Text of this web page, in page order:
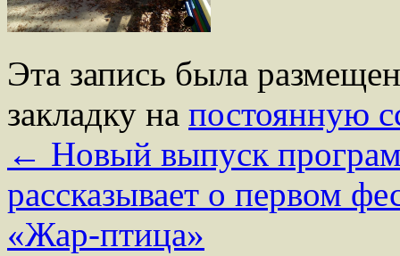
Эта запись была
закладку на постоянную
← Новый выпуск
рассказывает о первом
«Жар-птица»